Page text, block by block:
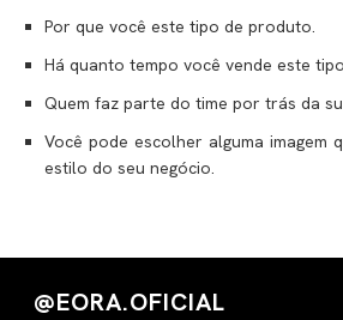
Por que você este tipo de produto.
Há quanto tempo você vende este
Quem faz parte do time por trás da
Você pode escolher alguma imagem
estilo do seu negócio.
@EORA.OFICIAL